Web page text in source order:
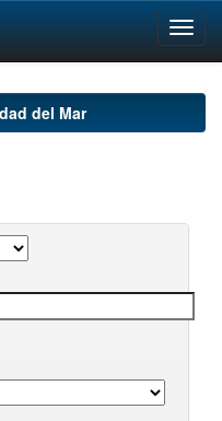
del Mar